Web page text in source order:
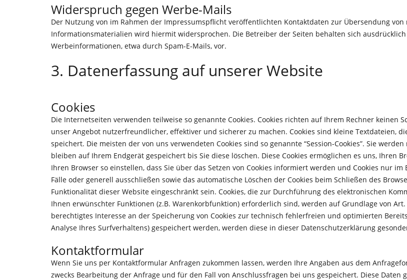
Widerspruch gegen Werbe-Mails
Der Nutzung von im Rahmen der Impressumspflicht veröffentlichten Kontaktdaten zur Übersendung
Informationsmaterialien wird hiermit widersprochen. Die Betreiber der Seiten behalten sich
Werbeinformationen, etwa durch Spam-E-Mails, vor.
3. Datenerfassung auf unserer Website
Cookies
Die Internetseiten verwenden teilweise so genannte Cookies. Cookies richten auf Ihrem Rechner keinen
unser Angebot nutzerfreundlicher, effektiver und sicherer zu machen. Cookies sind kleine Textdateien,
speichert. Die meisten der von uns verwendeten Cookies sind so genannte “Session-Cookies”. Sie
bleiben auf Ihrem Endgerät gespeichert bis Sie diese löschen. Diese Cookies ermöglichen es uns, Ihren
Ihren Browser so einstellen, dass Sie über das Setzen von Cookies informiert werden und Cookies nur
Fälle oder generell ausschließen sowie das automatische Löschen der Cookies beim Schließen des
Funktionalität dieser Website eingeschränkt sein. Cookies, die zur Durchführung des elektronischen
Ihnen erwünschter Funktionen (z.B. Warenkorbfunktion) erforderlich sind, werden auf Grundlage von
berechtigtes Interesse an der Speicherung von Cookies zur technisch fehlerfreien und optimierten
Analyse Ihres Surfverhaltens) gespeichert werden, werden diese in dieser Datenschutzerklärung
Kontaktformular
Wenn Sie uns per Kontaktformular Anfragen zukommen lassen, werden Ihre Angaben aus dem
zwecks Bearbeitung der Anfrage und für den Fall von Anschlussfragen bei uns gespeichert. Diese